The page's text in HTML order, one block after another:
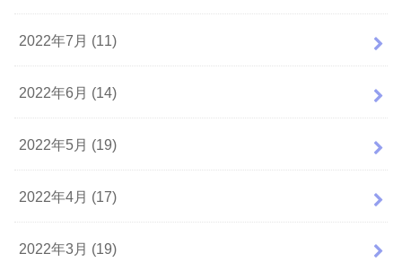
2022年7月 (11)
2022年6月 (14)
2022年5月 (19)
2022年4月 (17)
2022年3月 (19)